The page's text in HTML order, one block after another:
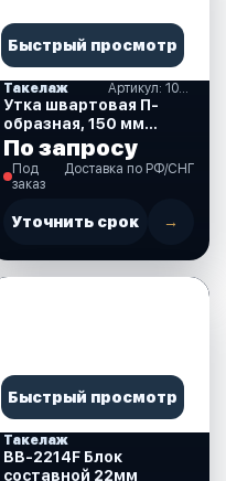
Быстрый просмотр
Такелаж Артикул: 10249267
Утка швартовая П-
образная, 150 мм
(10249267)
По запросу
Под
заказ
Доставка по РФ/СНГ
Уточнить срок →
Быстрый просмотр
Такелаж
ВВ-2214F Блок
составной 22мм